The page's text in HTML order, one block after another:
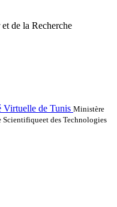
de la Recherche
Virtuelle de Tunis Ministère
Scientifiqueet des Technologies